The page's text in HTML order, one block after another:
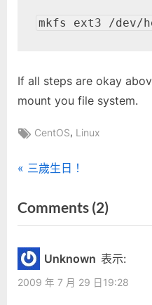
mkfs ext3 /dev/
If all steps are okay
mount you file system.
Tags:
CentOS, Linux
文
章
導
覽
P
e
v
i
o
u
三歲生日！
Comments (2)on
“Linux
掛
Unknown 表示:
2009 年 7 月 29 日19:28